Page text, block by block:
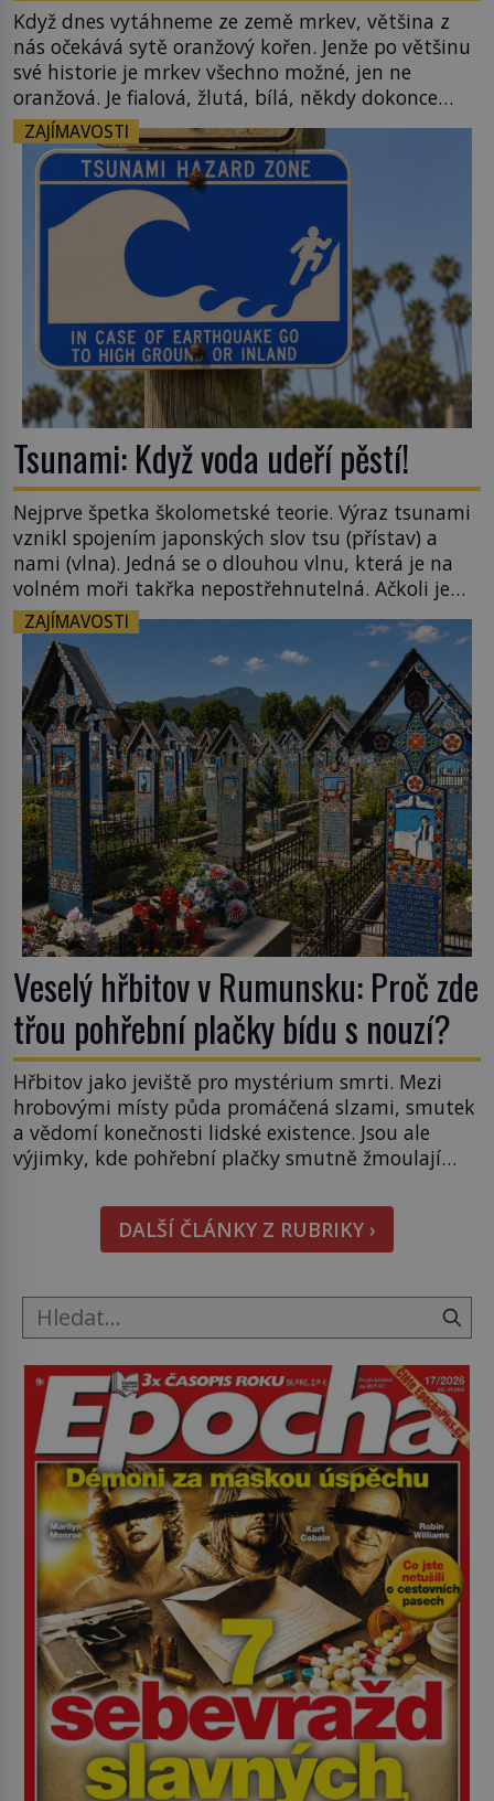
Když dnes vytáhneme ze země mrkev, většina z
nás očekává sytě oranžový kořen. Jenže po většinu
své historie je mrkev všechno možné, jen ne
oranžová. Je fialová, žlutá, bílá, někdy dokonce
téměř černá. Až díky stovkám let pečlivého
šlechtění se z ní stává zelenina, bez které si českou
zahradu ani nedokážeme představit. Její příběh je
ZAJÍMAVOSTI
Tsunami: Když voda udeří pěstí!
Nejprve špetka školometské teorie. Výraz tsunami
vznikl spojením japonských slov tsu (přístav) a
nami (vlna). Jedná se o dlouhou vlnu, která je na
volném moři takřka nepostřehnutelná. Ačkoli je
vlnová délka tsunami i 300 kilometrů, výška vlny
na volném moři je maximálně 1,5 metru. Máme se
podobné obří vlny obávat i v Evropě? Vznik
tsunami si […]
ZAJÍMAVOSTI
Veselý hřbitov v Rumunsku: Proč zde
třou pohřební plačky bídu s nouzí?
Hřbitov jako jeviště pro mystérium smrti. Mezi
hrobovými místy půda promáčená slzami, smutek
a vědomí konečnosti lidské existence. Jsou ale
výjimky, kde pohřební plačky smutně žmoulají
pohledu na výši vyměřené podpory
v nezaměstnanosti. Kam vás pozveme? Unikátní
hřbitov, který si vysloužil název „Veselý“, najdeme
DALŠÍ ČLÁNKY Z RUBRIKY ›